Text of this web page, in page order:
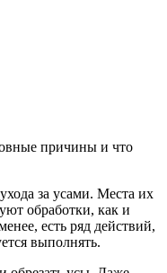
причины и что
за усами. Места их
обработки, как и
есть ряд действий,
выполнять.